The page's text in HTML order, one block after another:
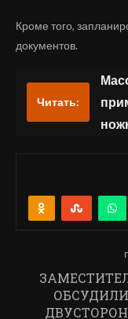
Кроме того,
документов.
Читать: